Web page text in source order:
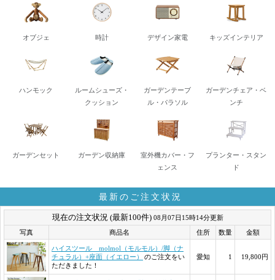
オブジェ 時計 デザイン家電 キッズインテリア
ハンモック
ルームシューズ・
クッション
ガーデンテーブ
ル・パラソル
ガーデンチェア・ベ
ンチ
ガーデンセット ガーデン収納庫
室外機カバー・フ
ェンス
プランター・スタン
ド
最新のご注文状況